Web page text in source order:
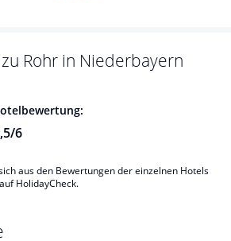
Rohr in Niederbayern
/6
aus den Bewertungen der einzelnen Hotels
HolidayCheck.